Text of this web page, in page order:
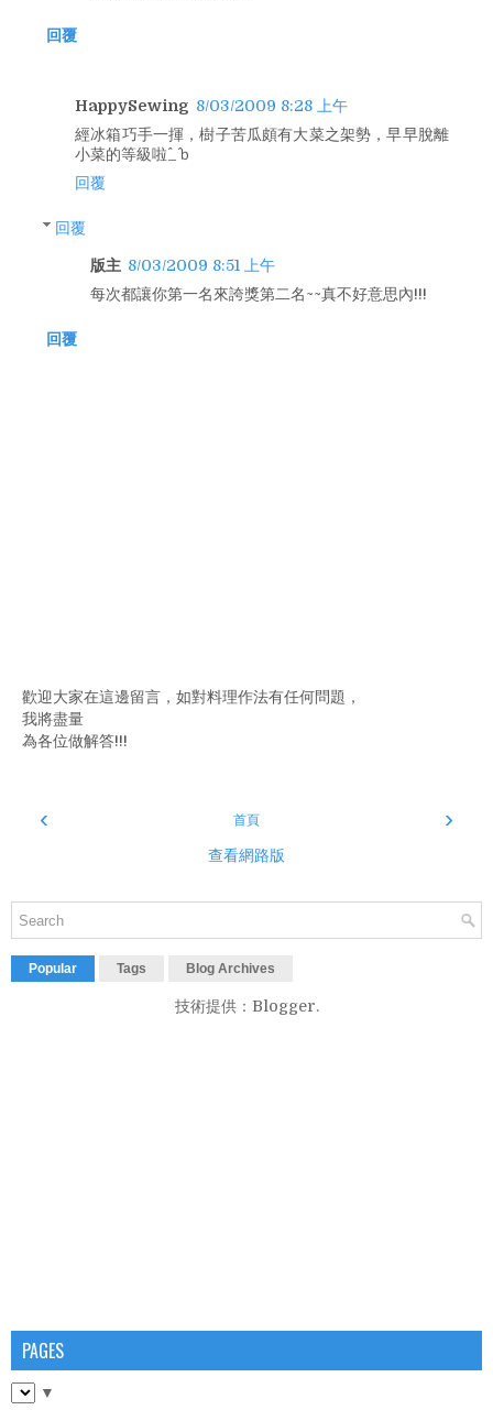
回覆
HappySewing 8/03/2009 8:28 上午
經冰箱巧手一揮，樹子苦瓜頗有大菜之架勢，早早脫離
小菜的等級啦^_^ｂ
回覆
回覆
版主 8/03/2009 8:51 上午
每次都讓你第一名來誇獎第二名~~真不好意思內!!!
回覆
歡迎大家在這邊留言，如對料理作法有任何問題，
我將盡量
為各位做解答!!!
‹ ›
首頁
查看網路版
Popular Tags Blog Archives
技術提供： Blogger.
PAGES
▼